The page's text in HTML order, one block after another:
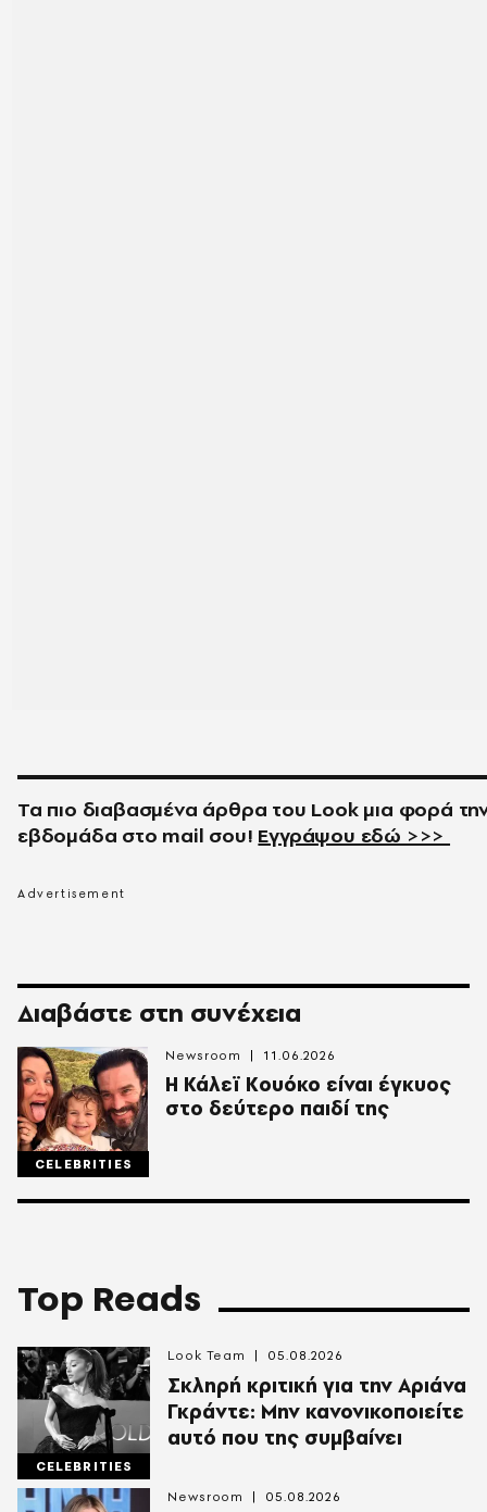
Τα πιο διαβασμένα άρθρα του Look μια φορά
εβδομάδα στο mail σου! Εγγράψου εδώ >>>
Διαβάστε στη συνέχεια
CELEBRITIES
Η Κάλεϊ Κουόκο είναι έγκυος
στο δεύτερο παιδί της
Newsroom 11.06.2026
Top Reads
CELEBRITIES
Σκληρή κριτική για την Αριάνα
Γκράντε: Μην κανονικοποιείτε
αυτό που της συμβαίνει
Look Team 05.08.2026
Newsroom 05.08.2026